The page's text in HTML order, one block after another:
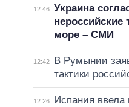
12:46 Украина
море – СМИ
12:42
В Румынии
тактики
12:26
Испания ввела